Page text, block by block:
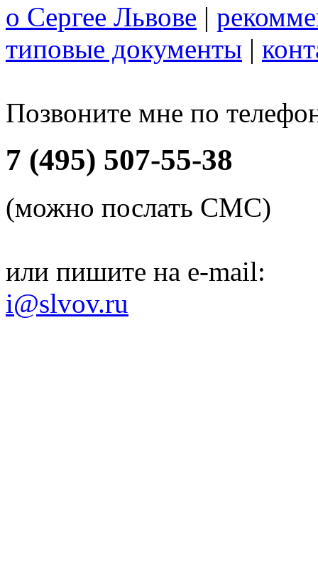
о Сергее Львове |
типовые документы |
Позвоните мне по
7 (495) 507-55-38
(можно послать СМС)
или пишите на e-mail:
i@slvov.ru